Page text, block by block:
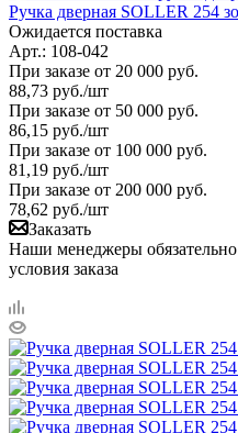
Ручка дверная SOLLER 254
Ожидается поставка
Арт.: 108-042
При заказе от 20 000 руб.
88,73 руб./шт
При заказе от 50 000 руб.
86,15 руб./шт
При заказе от 100 000 руб.
81,19 руб./шт
При заказе от 200 000 руб.
78,62 руб./шт
Заказать
Наши менеджеры
условия заказа